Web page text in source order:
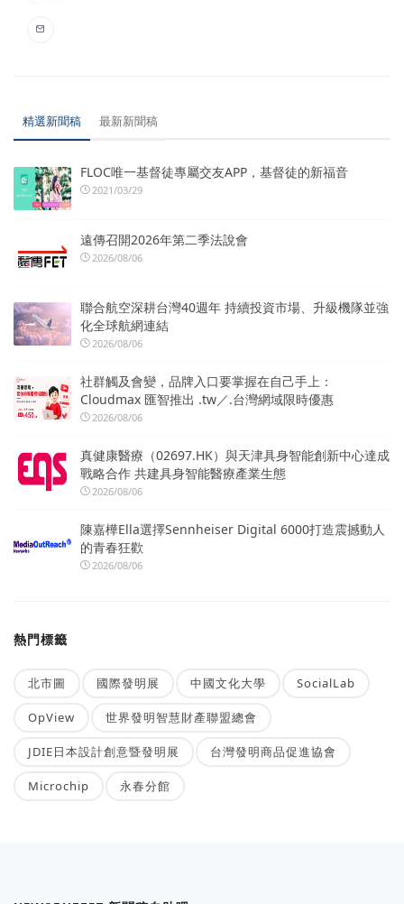
精選新聞稿 最新新聞稿
FLOC唯一基督徒專屬交友APP，基督徒的新福音
2021/03/29
遠傳召開2026年第二季法說會
2026/08/06
聯合航空深耕台灣40週年 持續投資市場、升級機隊並強
化全球航網連結
2026/08/06
社群觸及會變，品牌入口要掌握在自己手上：
Cloudmax 匯智推出 .tw／.台灣網域限時優惠
2026/08/06
真健康醫療（02697.HK）與天津具身智能創新中心達成
戰略合作 共建具身智能醫療產業生態
2026/08/06
陳嘉樺Ella選擇Sennheiser Digital 6000打造震撼動人
的青春狂歡
2026/08/06
熱門標籤
北市圖 國際發明展 中國文化大學 SocialLab
OpView 世界發明智慧財產聯盟總會
JDIE日本設計創意暨發明展 台灣發明商品促進協會
Microchip 永春分館